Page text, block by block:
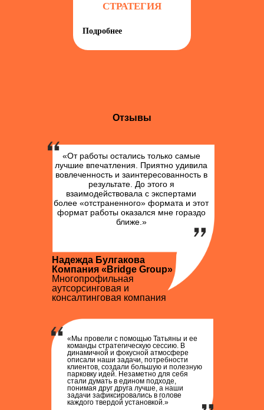
СТРАТЕГИЯ
Подробнее
«От работы остались только самые
лучшие впечатления. Приятно удивила
вовлеченность и заинтересованность в
результате. До этого я
взаимодействовала с экспертами
более «отстраненного» формата и этот
формат работы оказался мне гораздо
ближе.»
Надежда Булгакова
Компания «Bridge Group»
Многопрофильная
аутсорсинговая и
консалтинговая компания
Отзывы
«Мы провели с помощью Татьяны и ее
команды стратегическую сессию. В
динамичной и фокусной атмосфере
описали наши задачи, потребности
клиентов, создали большую и полезную
парковку идей. Незаметно для себя
стали думать в едином подходе,
понимая друг друга лучше, а наши
задачи зафиксировались в голове
каждого твердой установкой.»